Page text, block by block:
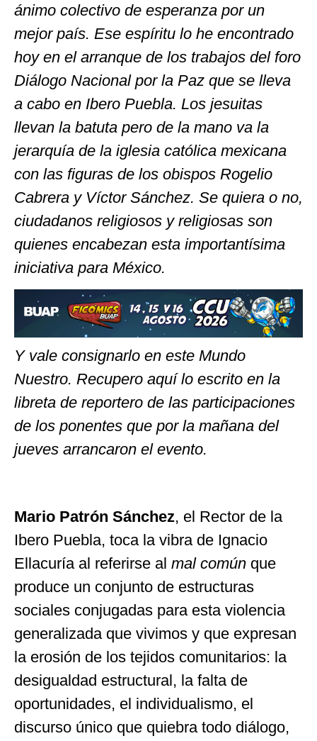
ánimo colectivo de esperanza por un
mejor país. Ese espíritu lo he encontrado
hoy en el arranque de los trabajos del foro
Diálogo Nacional por la Paz que se lleva
a cabo en Ibero Puebla. Los jesuitas
llevan la batuta pero de la mano va la
jerarquía de la iglesia católica mexicana
con las figuras de los obispos Rogelio
Cabrera y Víctor Sánchez. Se quiera o no,
ciudadanos religiosos y religiosas son
quienes encabezan esta importantísima
iniciativa para México.
Y vale consignarlo en este Mundo
Nuestro. Recupero aquí lo escrito en la
libreta de reportero de las participaciones
de los ponentes que por la mañana del
jueves arrancaron el evento.
Mario Patrón Sánchez, el Rector de la
Ibero Puebla, toca la vibra de Ignacio
Ellacuría al referirse al mal común que
produce un conjunto de estructuras
sociales conjugadas para esta violencia
generalizada que vivimos y que expresan
la erosión de los tejidos comunitarios: la
desigualdad estructural, la falta de
oportunidades, el individualismo, el
discurso único que quiebra todo diálogo,